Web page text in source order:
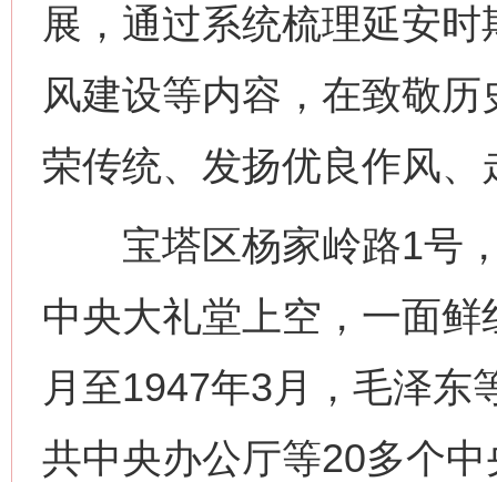
展，通过系统梳理延安
风建设等内容，在致敬
荣传统、发扬优良作风
宝塔区杨家岭路1号，
中央大礼堂上空，一面
月至1947年3月，毛泽东
共中央办公厅等20多个